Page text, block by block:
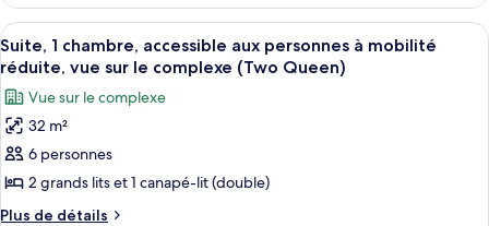
chambre,
vue
sur
le
complexe
(Two
Queen)
chambre,
vue
le
complexe
(Two
Queen)
Afficher
toutes
les
photos
pour
ce
type
de
Une chambre d’hôtel avec deux lits,
4
Suite, 1 chambre, accessible aux personnes à mobilité
réduite, vue sur le complexe (Two Queen)
Vue sur le complexe
32 m²
6 personnes
2 grands lits et 1 canapé-lit (double)
Plus de détails
Plus